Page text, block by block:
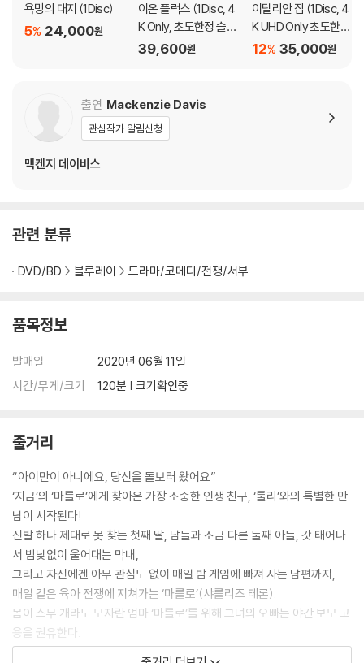
관련 사진과 동영상 및 재생 기기 모델명을 첨부하여 첨부하여 고객센터에
문의 바랍니다.
2) 사양 오인지, 오 구매, 변심 사유로의 반품은 제품 개봉 전에만 운임비
이동 과정에서의 손상이 발생하면, 재 판매가 어려우므로 신중한 구매 선
택을 부탁드립니다.
진행이 가능합니다. 택배 이동 중 파손이 발생하지 않도록 완충 포장을 부
욕망의 대지 (1Disc)
24,000원
5%
이온 플럭스 (1Disc, 4
K Only, 초도한정 슬립
케이스) : 블루레이
39,600원
이탈리안 잡 (1Disc, 4
K UHD Only 초도한정
슬립케이스) : 블루레
35,000원
12%
출연 Mackenzie Davis
관심작가 알림신청
맥켄지 데이비스
관련 분류
DVD/BD 블루레이 드라마/코메디/전쟁/서부
품목정보
발매일
2020년 06월 11일
시간/무게/크기
120분 | 크기확인중
줄거리
“아이만이 아니에요, 당신을 돌보러 왔어요”
‘지금’의 ‘마를로’에게 찾아온 가장 소중한 인생 친구, ‘툴리’와의 특별한 만
남이 시작된다!
신발 하나 제대로 못 찾는 첫째 딸, 남들과 조금 다른 둘째 아들, 갓 태어나
서 밤낮없이 울어대는 막내,
그리고 자신에겐 아무 관심도 없이 매일 밤 게임에 빠져 사는 남편까지,
매일 같은 육아 전쟁에 지쳐가는 ‘마를로’(샤를리즈 테론).
몸이 스무 개라도 모자란 엄마 ‘마를로’를 위해 그녀의 오빠는 야간 보모 고
용을 권유한다.
아이는 엄마가 돌봐야 한다고 철석같이 믿어 왔던 ‘마를로’는 고민 끝에